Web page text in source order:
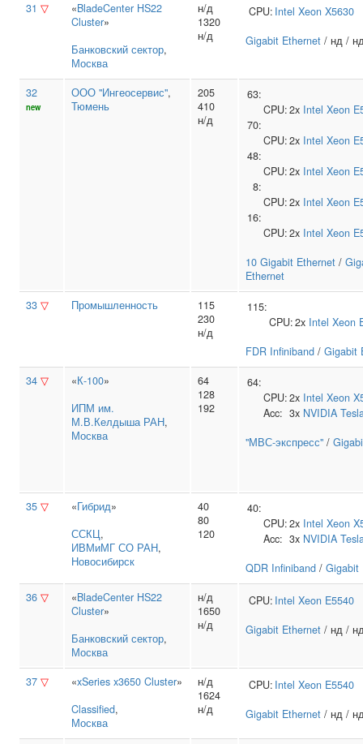
31 ▽ «BladeCenter HS22
Cluster»
Банковский сектор,
Москва
н/д
1320
н/д
CPU: Intel Xeon X5630
Gigabit Ethernet / нд /
32
new
ООО "Ингеосервис",
Тюмень
205
410
н/д
63:
CPU:2x Intel Xeon
70:
CPU:2x Intel Xeon
48:
CPU:2x Intel Xeon
8:
CPU:2x Intel Xeon
16:
CPU:2x Intel Xeon
10 Gigabit Ethernet /
Ethernet
33 ▽ Промышленность
115
230
н/д
115:
CPU:2x Intel Xeon
FDR Infiniband / Gigabit
34 ▽ «К-100»
ИПМ им.
М.В.Келдыша РАН,
Москва
64
128
192
64:
CPU:2x Intel Xeon
Acc: 3x NVIDIA
"МВС-экспресс" /
35 ▽ «Гибрид»
ССКЦ,
ИВМиМГ СО РАН,
Новосибирск
40
80
120
40:
CPU:2x Intel Xeon
Acc: 3x NVIDIA
QDR Infiniband / Gigabit
36 ▽ «BladeCenter HS22
Cluster»
Банковский сектор,
Москва
н/д
1650
н/д
CPU: Intel Xeon E5540
Gigabit Ethernet / нд /
37 ▽ «xSeries x3650 Cluster»
Classified,
Москва
н/д
1624
н/д
CPU: Intel Xeon E5540
Gigabit Ethernet / нд /